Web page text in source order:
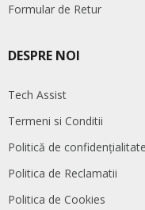
Formular de Retur
DESPRE NOI
Tech Assist
Termeni si Conditii
Politică de confidențialitate
Politica de Reclamatii
Politica de Cookies